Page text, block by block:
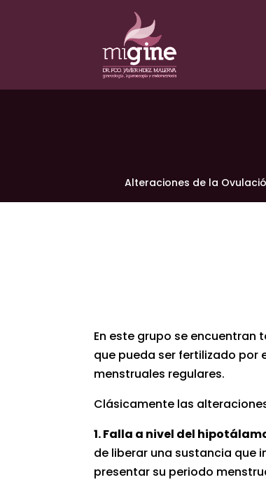
Alteraciones de la
En este grupo se
que pueda ser fertilizado por
menstruales regulares.
Clásicamente las
1. Falla a nivel del
de liberar una sustancia que
presentar su periodo